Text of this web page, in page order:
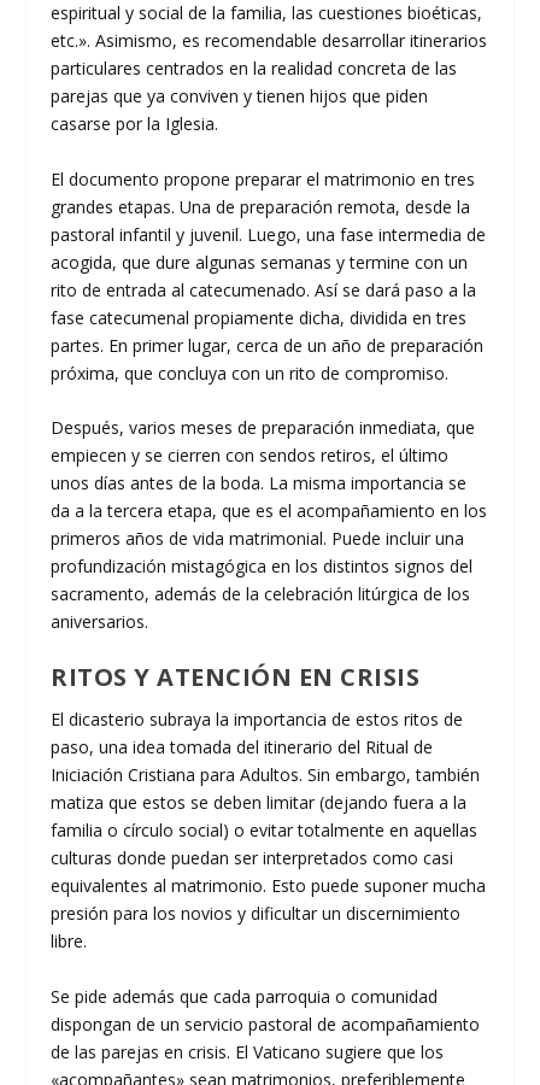
espiritual y social de la familia, las cuestiones bioéticas,
etc.». Asimismo, es recomendable desarrollar itinerarios
particulares centrados en la realidad concreta de las
parejas que ya conviven y tienen hijos que piden
casarse por la Iglesia.
El documento propone preparar el matrimonio en tres
grandes etapas. Una de preparación remota, desde la
pastoral infantil y juvenil. Luego, una fase intermedia de
acogida, que dure algunas semanas y termine con un
rito de entrada al catecumenado. Así se dará paso a la
fase catecumenal propiamente dicha, dividida en tres
partes. En primer lugar, cerca de un año de preparación
próxima, que concluya con un rito de compromiso.
Después, varios meses de preparación inmediata, que
empiecen y se cierren con sendos retiros, el último
unos días antes de la boda. La misma importancia se
da a la tercera etapa, que es el acompañamiento en los
primeros años de vida matrimonial. Puede incluir una
profundización mistagógica en los distintos signos del
sacramento, además de la celebración litúrgica de los
aniversarios.
RITOS Y ATENCIÓN EN CRISIS
El dicasterio subraya la importancia de estos ritos de
paso, una idea tomada del itinerario del Ritual de
Iniciación Cristiana para Adultos. Sin embargo, también
matiza que estos se deben limitar (dejando fuera a la
familia o círculo social) o evitar totalmente en aquellas
culturas donde puedan ser interpretados como casi
equivalentes al matrimonio. Esto puede suponer mucha
presión para los novios y dificultar un discernimiento
libre.
Se pide además que cada parroquia o comunidad
dispongan de un servicio pastoral de acompañamiento
de las parejas en crisis. El Vaticano sugiere que los
«acompañantes» sean matrimonios, preferiblemente